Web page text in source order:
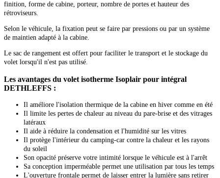
finition, forme de cabine, porteur, nombre de portes et hauteur des
rétroviseurs.
Selon le véhicule, la fixation peut se faire par pressions ou par un système
de maintien adapté à la cabine.
Le sac de rangement est offert pour faciliter le transport et le stockage du
volet lorsqu'il n'est pas utilisé.
Les avantages du volet isotherme Isoplair pour intégral
DETHLEFFS :
Il améliore l'isolation thermique de la cabine en hiver comme en été
Il limite les pertes de chaleur au niveau du pare-brise et des vitrages
latéraux
Il aide à réduire la condensation et l'humidité sur les vitres
Il protège l'intérieur du camping-car contre la chaleur et les rayons
du soleil
Son opacité préserve votre intimité lorsque le véhicule est à l'arrêt
Sa conception imperméable permet une utilisation par tous les temps
L'ouverture frontale permet de laisser entrer la lumière sans retirer